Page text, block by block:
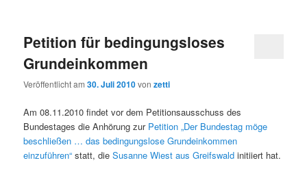
Petition für bedingungsloses
Grundeinkommen
Veröffentlicht am30. Juli 2010vonzetti
Am 08.11.2010 findet vor dem Petitionsausschuss des
Bundestages die Anhörung zur Petition „Der Bundestag möge
beschließen … das bedingungslose Grundeinkommen
einzuführen“ statt, dieSusanne Wiest aus Greifswald initiiert hat.